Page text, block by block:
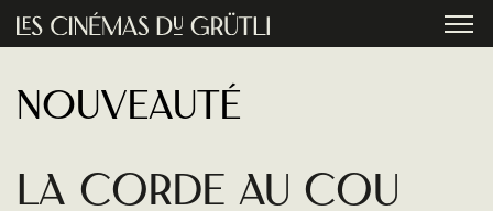
Aller au contenu principal
Nouveauté
La Corde au cou